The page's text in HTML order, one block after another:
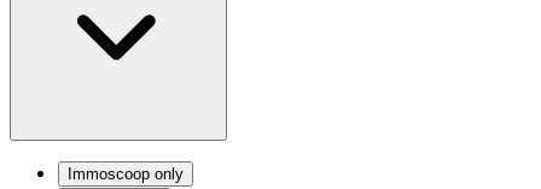
Immoscoop only